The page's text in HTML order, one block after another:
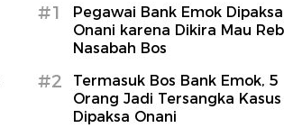
#1
Pegawai Bank Emok Dipaksa
Onani karena Dikira Mau
Nasabah Bos
#2
Termasuk Bos Bank Emok, 5
Orang Jadi Tersangka
Dipaksa Onani